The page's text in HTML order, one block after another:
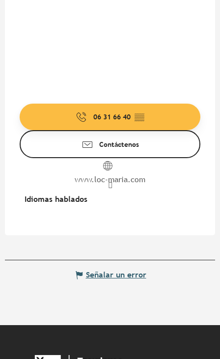
06 31 66 40 ▒▒
Contáctenos
www.loc-maria.com
Idiomas hablados
Idiomas hablados
Señalar un error